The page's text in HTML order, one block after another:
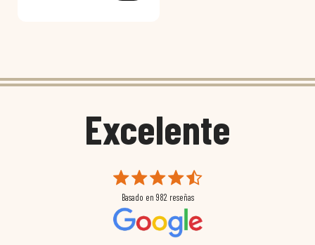
Excelente
Basado en 982 reseñas